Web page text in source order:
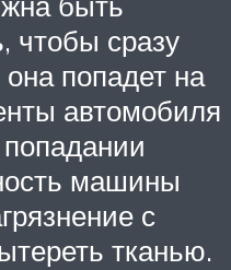
чтобы сразу
попадет на
автомобиля
машины
с
тканью.